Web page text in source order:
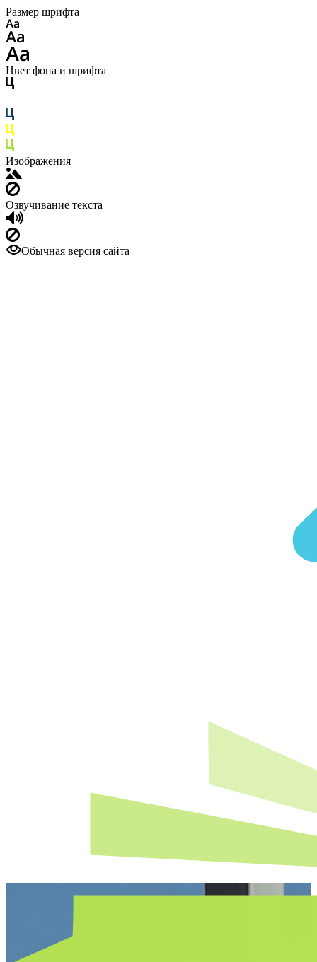
Размер шрифта
Цвет фона и шрифта
Изображения
Озвучивание текста
Обычная версия сайта